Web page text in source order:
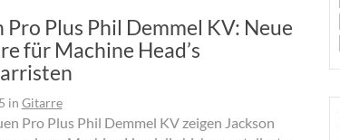
Pro Plus Phil Demmel KV: Neue
für Machine Head’s
in Gitarre
Pro Plus Phil Demmel KV zeigen Jackson